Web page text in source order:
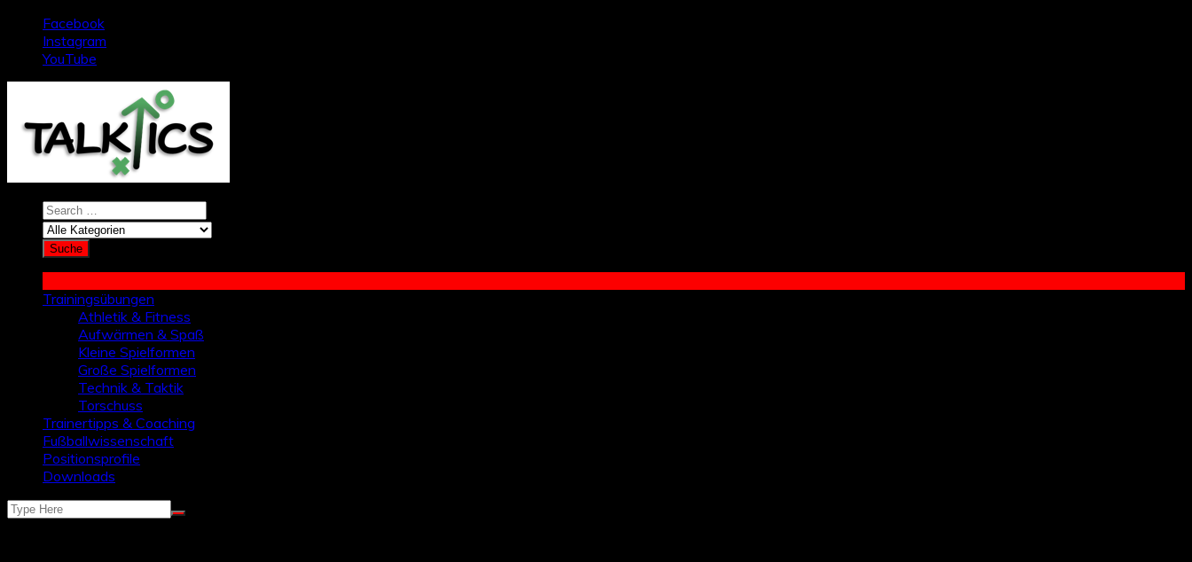
springen
Facebook
Instagram
YouTube
Trainingsübungen
Athletik & Fitness
Aufwärmen & Spaß
Kleine Spielformen
Große Spielformen
Technik & Taktik
Torschuss
Trainertipps & Coaching
Fußballwissenschaft
Positionsprofile
Downloads